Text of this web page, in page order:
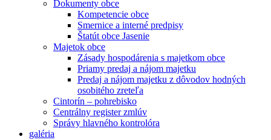
Dokumenty obce
Kompetencie obce
Smernice a interné predpisy
Štatút obce Jasenie
Majetok obce
Zásady hospodárenia s majetkom obce
Priamy predaj a nájom majetku
Predaj a nájom majetku z dôvodov hodných
osobitého zreteľa
Cintorín – pohrebisko
Centrálny register zmlúv
Správy hlavného kontrolóra
galéria